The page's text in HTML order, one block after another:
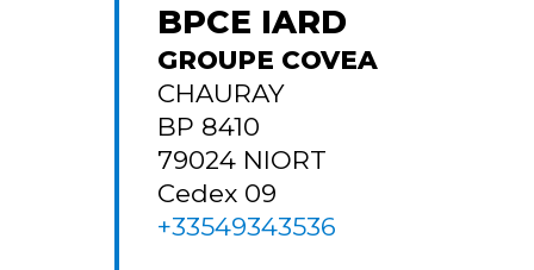
BPCE IARD
GROUPE COVEA
CHAURAY
BP 8410
79024 NIORT
Cedex 09
+33549343536